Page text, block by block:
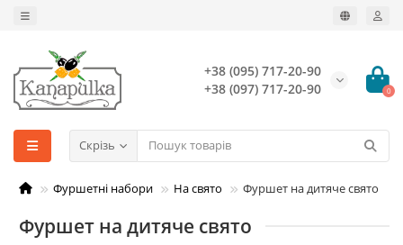
+38 (095) 717-20-90
+38 (097) 717-20-90
0
Скрізь
Фуршетні набори На свято Фуршет на дитяче свято
Фуршет на дитяче свято